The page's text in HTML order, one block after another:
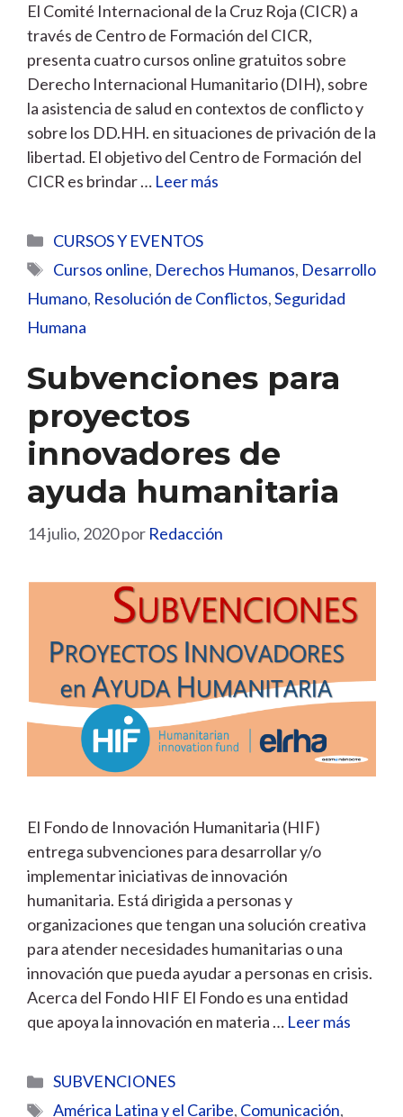
El Comité Internacional de la Cruz Roja (CICR) a
través de Centro de Formación del CICR,
presenta cuatro cursos online gratuitos sobre
Derecho Internacional Humanitario (DIH), sobre
la asistencia de salud en contextos de conflicto y
sobre los DD.HH. en situaciones de privación de la
libertad. El objetivo del Centro de Formación del
CICR es brindar … Leer más
Categorías
CURSOS Y EVENTOS
Etiquetas
Cursos online, Derechos Humanos, Desarrollo
Humano, Resolución de Conflictos,Seguridad
Humana
Subvenciones para
proyectos
innovadores de
ayuda humanitaria
14 julio, 2020por Redacción
El Fondo de Innovación Humanitaria (HIF)
entrega subvenciones para desarrollar y/o
implementar iniciativas de innovación
humanitaria. Está dirigida a personas y
organizaciones que tengan una solución creativa
para atender necesidades humanitarias o una
innovación que pueda ayudar a personas en crisis.
Acerca del Fondo HIF El Fondo es una entidad
que apoya la innovación en materia … Leer más
Categorías
SUBVENCIONES
Etiquetas
América Latina y el Caribe, Comunicación,